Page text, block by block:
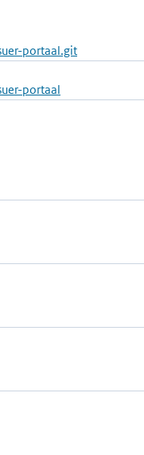
portaal.git
portaal